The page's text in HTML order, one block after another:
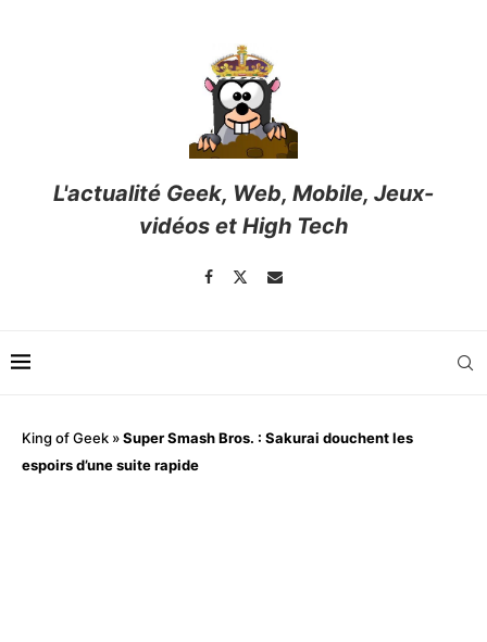
L'actualité Geek, Web, Mobile, Jeux-
vidéos et High Tech
King of Geek »Super Smash Bros. : Sakurai douchent les
espoirs d’une suite rapide